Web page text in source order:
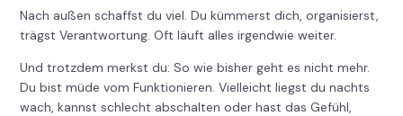
Nach außen schaffst du viel. Du kümmerst dich, organisierst,
trägst Verantwortung. Oft läuft alles irgendwie weiter.
Und trotzdem merkst du: So wie bisher geht es nicht mehr.
Du bist müde vom Funktionieren. Vielleicht liegst du nachts
wach, kannst schlecht abschalten oder hast das Gefühl,